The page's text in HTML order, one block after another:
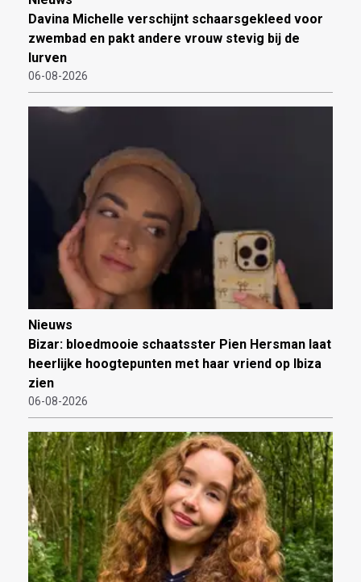
Davina Michelle verschijnt schaarsgekleed voor
zwembad en pakt andere vrouw stevig bij de
lurven
06-08-2026
Nieuws
Bizar: bloedmooie schaatsster Pien Hersman laat
heerlijke hoogtepunten met haar vriend op Ibiza
zien
06-08-2026